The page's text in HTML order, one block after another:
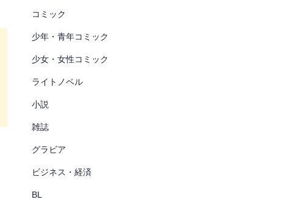
コミック
少年・青年コミック
少女・女性コミック
ライトノベル
小説
雑誌
グラビア
ビジネス・経済
BL